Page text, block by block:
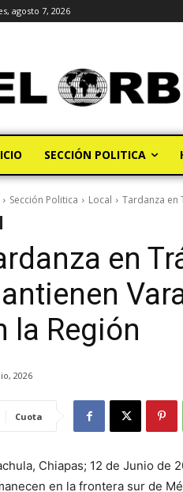
agosto 7, 2026
SECCIÓN POLITICA
Sección Politica Local Tardanza en
en
la Región
2026
Cuota
Chiapas; 12 de Junio de
en la frontera sur de